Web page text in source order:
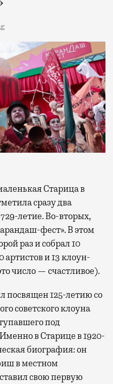
сразу два
летие. Во-вторых,
фест». В этом
раз и собрал 10
артистов и 13 клоун-
число — счастливое).
посвящен 125-летию со
советского клоуна
под
в Старице в 1920-
биография: он
в местном
свою первую